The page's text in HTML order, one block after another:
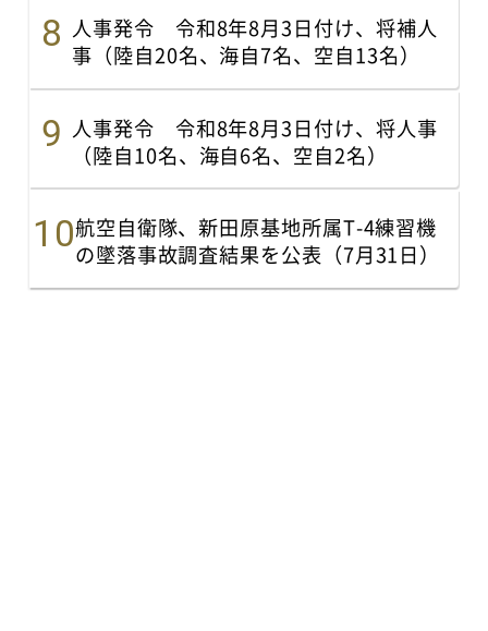
人事発令 令和8年8月3日付け、将補人
事（陸自20名、海自7名、空自13名）
人事発令 令和8年8月3日付け、将人事
（陸自10名、海自6名、空自2名）
航空自衛隊、新田原基地所属T-4練習機
の墜落事故調査結果を公表（7月31日）